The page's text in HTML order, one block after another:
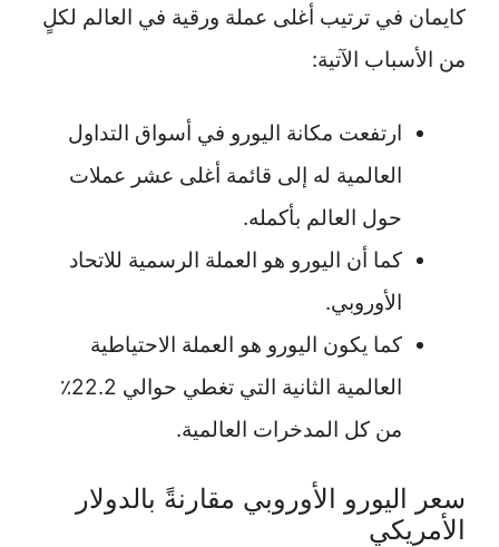
كايمان في ترتيب أغلى عملة ورقية في العالم لكلٍ
من الأسباب الآتية:
ارتفعت مكانة اليورو في أسواق التداول
العالمية له إلى قائمة أغلى عشر عملات
حول العالم بأكمله.
كما أن اليورو هو العملة الرسمية للاتحاد
الأوروبي.
كما يكون اليورو هو العملة الاحتياطية
العالمية الثانية التي تغطي حوالي 22.2٪
من كل المدخرات العالمية.
سعر اليورو الأوروبي مقارنةً بالدولار
الأمريكي